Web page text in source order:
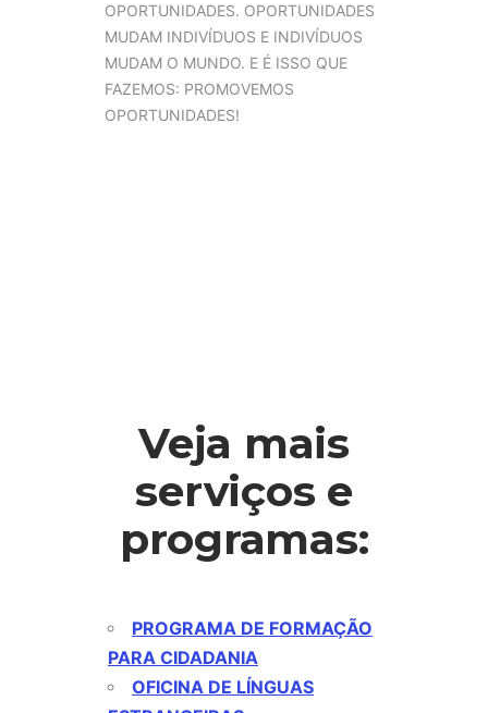
OPORTUNIDADES. OPORTUNIDADES
MUDAM INDIVÍDUOS E INDIVÍDUOS
MUDAM O MUNDO. E É ISSO QUE
FAZEMOS: PROMOVEMOS
OPORTUNIDADES!
Veja mais
serviços e
programas:
PROGRAMA DE FORMAÇÃO
PARA CIDADANIA
OFICINA DE LÍNGUAS